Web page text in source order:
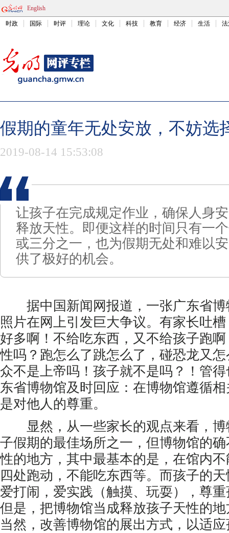
English
时政 国际 时评 理论 文化 科技 教育 经济 生活
假期的童年无处安放，不妨选
2019-08-14 15:53:08
让孩子在完成规定作业，确保人身
释放天性。即便这样的时间只有一
或三分之一，也为假期无处和难以
供了极好的机会。
据中国新闻网报道，一张广东省博
照片在网上引发巨大争议。有家长吐
好多啊！不给吃东西，又不给孩子跑
性吗？跑怎么了跳怎么了，碰恐龙又
众不是上帝吗！孩子就不是吗？！管
东省博物馆及时回应：在博物馆遵循
是对他人的尊重。
显然，从一些家长的观点来看，博
子假期的最佳场所之一，但博物馆的
性的地方，其中最基本的是，在馆内
四处跑动，不能吃东西等。而孩子的
爱打闹，爱实践（触摸、玩耍），尊
但是，把博物馆当成释放孩子天性的
当然，改善博物馆的展出方式，以适